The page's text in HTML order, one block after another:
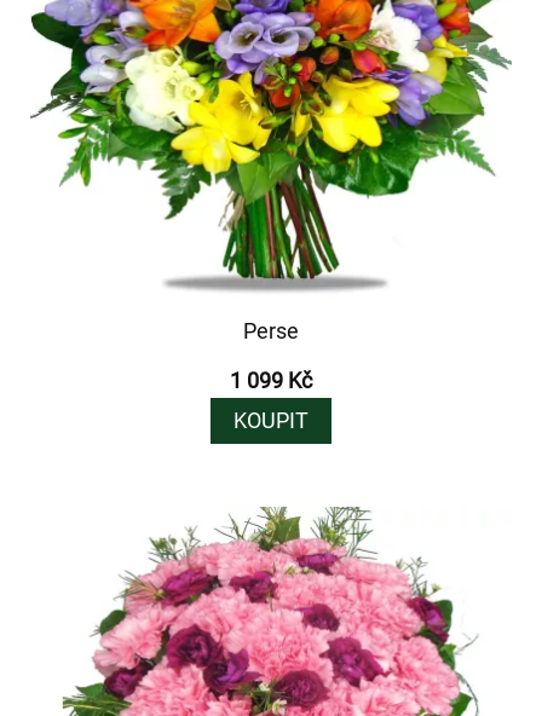
Perse
1 099 Kč
KOUPIT